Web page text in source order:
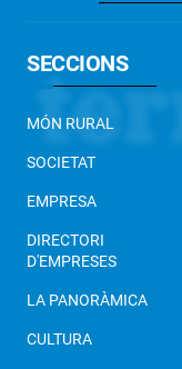
SECCIONS
MÓN RURAL
SOCIETAT
EMPRESA
DIRECTORI
D'EMPRESES
LA PANORÀMICA
CULTURA